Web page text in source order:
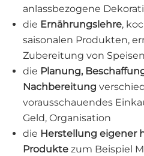
anlassbezogene
die Ernährungslehre,
saisonalen Produkten,
Zubereitung von Speisen
die Planung,
Nachbereitung
vorausschauendes
Geld, Organisation
die Herstellung eigener
Produkte zum Beispiel